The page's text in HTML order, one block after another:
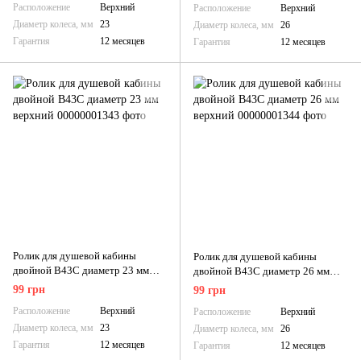
Расположение
Верхний
Диаметр колеса, мм
23
Гарантия
12 месяцев
Расположение
Верхний
Диаметр колеса, мм
26
Гарантия
12 месяцев
Ролик для душевой кабины
двойной B43C диаметр 23 мм
верхний
99 грн
Расположение
Верхний
Диаметр колеса, мм
23
Гарантия
12 месяцев
Ролик для душевой кабины
двойной B43C диаметр 26 мм
верхний
99 грн
Расположение
Верхний
Диаметр колеса, мм
26
Гарантия
12 месяцев